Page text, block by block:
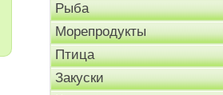
Рыба
Морепродукты
Птица
Закуски